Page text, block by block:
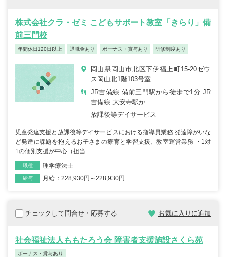
株式会社クラ・ゼミ こどもサポート教室「きらり」備
前三門校
年間休日120日以上 退職金あり ボーナス・賞与あり 研修制度あり
岡山県岡山市北区下伊福上町15-20ゼウ
ス岡山北1階103号室
JR吉備線 備前三門駅から徒歩で1分 JR
吉備線 大安寺駅か...
放課後等デイサービス
児童発達支援と放課後等デイサービスにおける指導員業務 発達障がいな
ど発達に課題を抱えるお子さまの療育と学習支援、教室運営業務 ・1対
1の個別支援が中心（担当...
職種 理学療法士
雇用形態
給与 月給：228,930円～228,930円
チェックして問合せ・応募する お気に入りに追加
社会福祉法人ももたろう会 障害者支援施設さくら苑
ボーナス・賞与あり